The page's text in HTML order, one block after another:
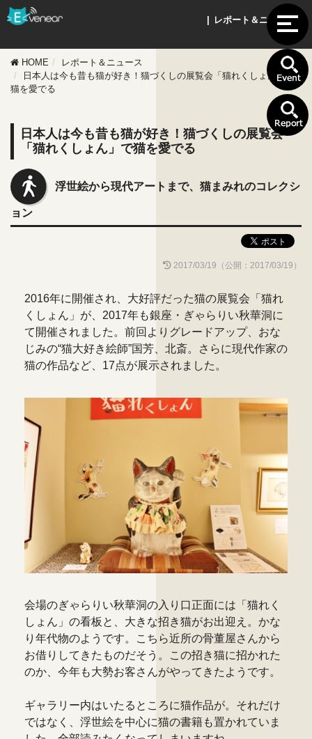
| レポート＆ニュース |
HOME
レポート＆ニュース
日本人は今も昔も猫が好き！猫づくしの展覧会「猫れくしょん」で
猫を愛でる
日本人は今も昔も猫が好き！猫づくしの展覧会
「猫れくしょん」で猫を愛でる
浮世絵から現代アートまで、猫まみれのコレクシ
ョン
2017/03/19（公開：2017/03/19）
2016年に開催され、大好評だった猫の展覧会 「猫れ
くしょん」 が、2017年も銀座・ぎゃらりい秋華洞に
て開催されました。前回よりグレードアップ、おな
じみの“猫大好き絵師”国芳、北斎。さらに現代作家の
猫の作品など、17点が展示されました。
会場のぎゃらりい秋華洞の入り口正面には「猫れく
しょん」の看板と、大きな招き猫がお出迎え。かな
り年代物のようです。こちら近所の骨董屋さんから
お借りしてきたものだそう。この招き猫に招かれた
のか、今年も大勢お客さんがやってきたようです。
ギャラリー内はいたるところに猫作品が。それだけ
ではなく、浮世絵を中心に猫の書籍も置かれていま